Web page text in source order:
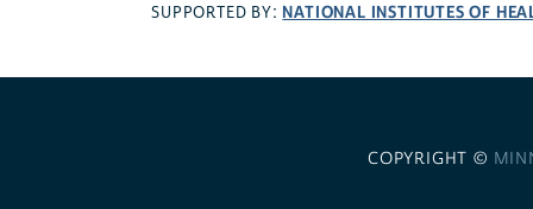
SUPPORTED BY: NATIONAL INSTITUTES OF
COPYRIGHT ©